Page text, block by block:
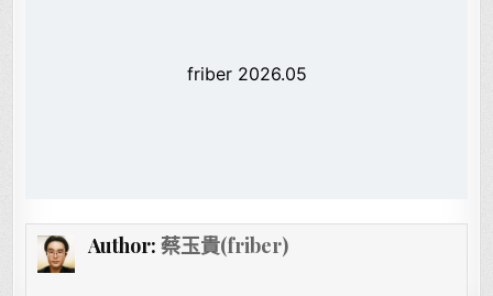
Author: 蔡玉貴(friber)